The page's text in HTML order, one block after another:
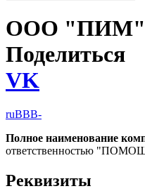
ООО "ПИМ"
Поделиться
VK
ruBBB-
Полное наименование
ответственностью
Реквизиты